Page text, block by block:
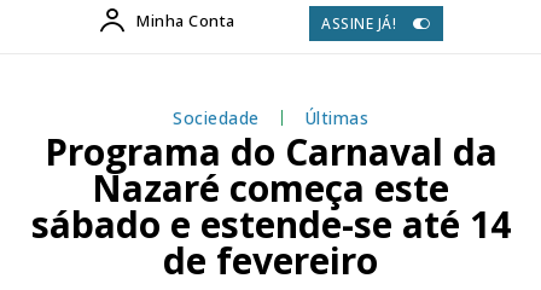
Minha Conta ASSINE JÁ!
Sociedade Últimas
Programa do Carnaval da
Nazaré começa este
sábado e estende-se até 14
de fevereiro